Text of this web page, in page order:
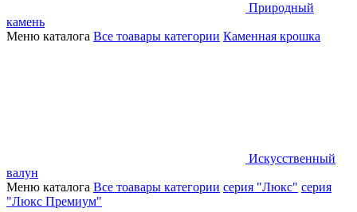
Природный
камень
Меню каталога Все тоавары категории Каменная крошка
Искусственный
валун
Меню каталога Все тоавары категории серия "Люкс" серия
"Люкс Премиум"